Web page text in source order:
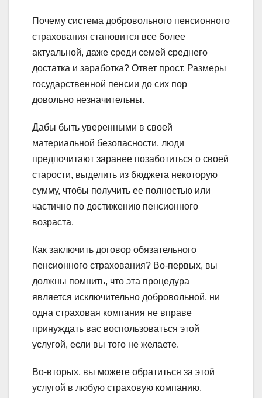
Почему система добровольного пенсионного
страхования становится все более
актуальной, даже среди семей среднего
достатка и заработка? Ответ прост. Размеры
государственной пенсии до сих пор
довольно незначительны.
Дабы быть уверенными в своей
материальной безопасности, люди
предпочитают заранее позаботиться о своей
старости, выделить из бюджета некоторую
сумму, чтобы получить ее полностью или
частично по достижению пенсионного
возраста.
Как заключить договор обязательного
пенсионного страхования? Во-первых, вы
должны помнить, что эта процедура
является исключительно добровольной, ни
одна страховая компания не вправе
принуждать вас воспользоваться этой
услугой, если вы того не желаете.
Во-вторых, вы можете обратиться за этой
услугой в любую страховую компанию.